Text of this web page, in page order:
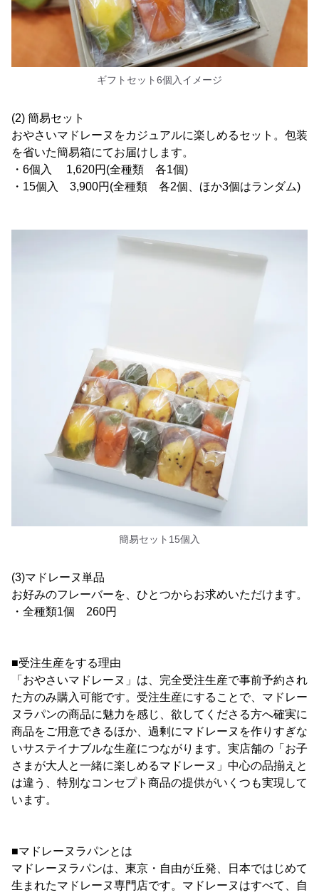
ギフトセット6個入イメージ
(2) 簡易セット
おやさいマドレーヌをカジュアルに楽しめるセット。包装
を省いた簡易箱にてお届けします。
・6個入 1,620円(全種類 各1個)
・15個入 3,900円(全種類 各2個、ほか3個はランダム)
簡易セット15個入
(3)マドレーヌ単品
お好みのフレーバーを、ひとつからお求めいただけます。
・全種類1個 260円
■受注生産をする理由
「おやさいマドレーヌ」は、完全受注生産で事前予約され
た方のみ購入可能です。受注生産にすることで、マドレー
ヌラパンの商品に魅力を感じ、欲してくださる方へ確実に
商品をご用意できるほか、過剰にマドレーヌを作りすぎな
いサステイナブルな生産につながります。実店舗の「お子
さまが大人と一緒に楽しめるマドレーヌ」中心の品揃えと
は違う、特別なコンセプト商品の提供がいくつも実現して
います。
■マドレーヌラパンとは
マドレーヌラパンは、東京・自由が丘発、日本ではじめて
生まれたマドレーヌ専門店です。マドレーヌはすべて、自